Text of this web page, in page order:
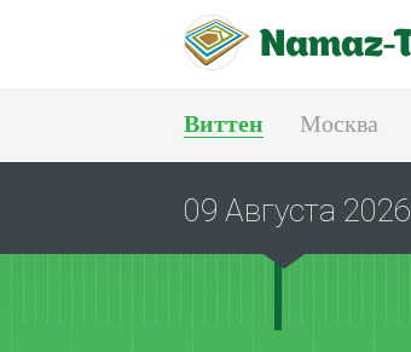
Виттен Москва
09 Августа 2026